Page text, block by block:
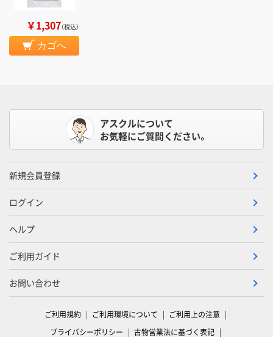
￥1,307（税込）
カゴへ
アスクルについて
お気軽にご質問ください。
新規会員登録
ログイン
ヘルプ
ご利用ガイド
お問い合わせ
ご利用規約 ご利用環境について
ご利用上の注意
プライバシーポリシー
古物営業法に基づく表記